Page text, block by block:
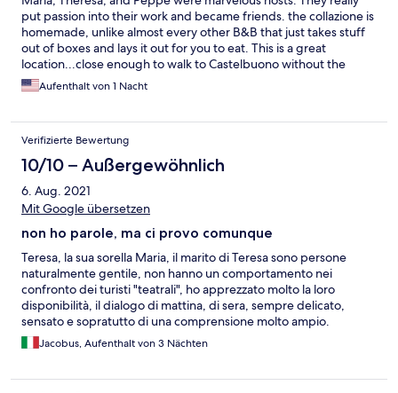
put passion into their work and became friends. the collazione is
homemade, unlike almost every other B&B that just takes stuff
out of boxes and lays it out for you to eat. This is a great
location...close enough to walk to Castelbuono without the
hassle. I recommend B&B wholeheartedly. (Ad the view is
indeed great.)
Aufenthalt von 1 Nacht
Verifizierte Bewertung
10/10 – Außergewöhnlich
6. Aug. 2021
Mit Google übersetzen
non ho parole, ma ci provo comunque
Teresa, la sua sorella Maria, il marito di Teresa sono persone
naturalmente gentile, non hanno un comportamento nei
confronto dei turisti "teatrali", ho apprezzato molto la loro
disponibilità, il dialogo di mattina, di sera, sempre delicato,
sensato e sopratutto di una comprensione molto ampio.
Esperienze vissute e niente marketing. Graze Teresa di tutto che
hai fatto per rendere il mio/il nostro soggiorno indelebile.
Jacobus, Aufenthalt von 3 Nächten